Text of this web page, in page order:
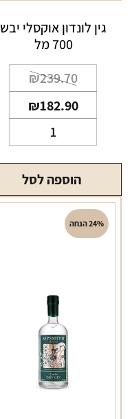
גין לונדון אוקסלי יבש
700 מל
₪239.70
המחיר
המקורי
היה:
₪239.70.
₪182.90
המחיר
הנוכחי
הוא:
₪182.90.
של
גין
לונדון
אוקסלי
יבש
700
הוספה לסל
24% הנחה